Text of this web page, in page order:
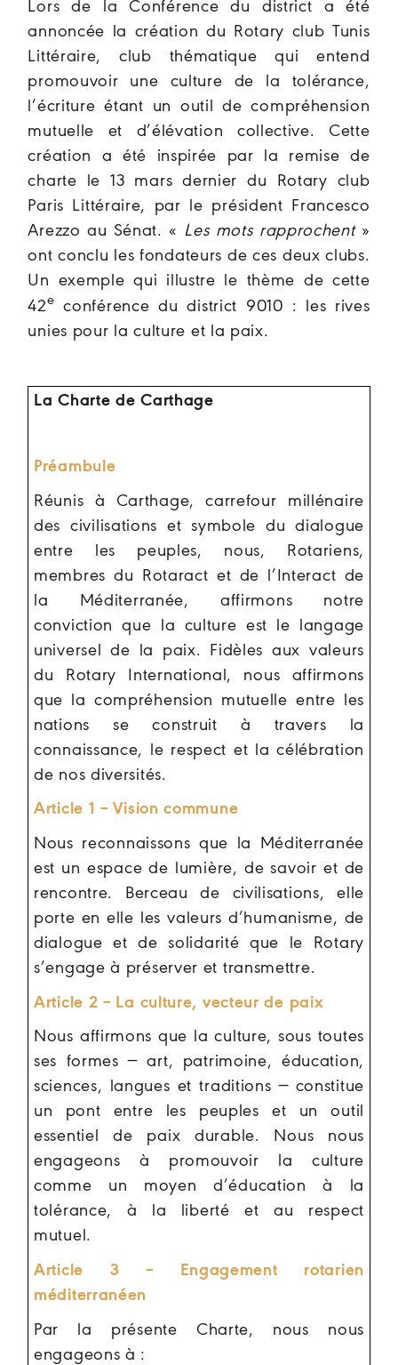
Lors de la Conférence du district a été
annoncée la création du Rotary club Tunis
Littéraire, club thématique qui entend
promouvoir une culture de la tolérance,
l’écriture étant un outil de compréhension
mutuelle et d’élévation collective. Cette
création a été inspirée par la remise de
charte le 13 mars dernier du Rotary club
Paris Littéraire, par le président Francesco
Arezzo au Sénat. « Les mots rapprochent»
ont conclu les fondateurs de ces deux clubs.
Un exemple qui illustre le thème de cette
42e conférence du district 9010 : les rives
unies pour la culture et la paix.
La Charte de Carthage
Préambule
Réunis à Carthage, carrefour millénaire
des civilisations et symbole du dialogue
entre les peuples, nous, Rotariens,
membres du Rotaract et de l’Interact de
la Méditerranée, affirmons notre
conviction que la culture est le langage
universel de la paix. Fidèles aux valeurs
du Rotary International, nous affirmons
que la compréhension mutuelle entre les
nations se construit à travers la
connaissance, le respect et la célébration
de nos diversités.
Article 1 – Vision commune
Nous reconnaissons que la Méditerranée
est un espace de lumière, de savoir et de
rencontre. Berceau de civilisations, elle
porte en elle les valeurs d’humanisme, de
dialogue et de solidarité que le Rotary
s’engage à préserver et transmettre.
Article 2 – La culture, vecteur de paix
Nous affirmons que la culture, sous toutes
ses formes — art, patrimoine, éducation,
sciences, langues et traditions — constitue
un pont entre les peuples et un outil
essentiel de paix durable. Nous nous
engageons à promouvoir la culture
comme un moyen d’éducation à la
tolérance, à la liberté et au respect
mutuel.
Article 3 – Engagement rotarien
méditerranéen
Par la présente Charte, nous nous
engageons à :